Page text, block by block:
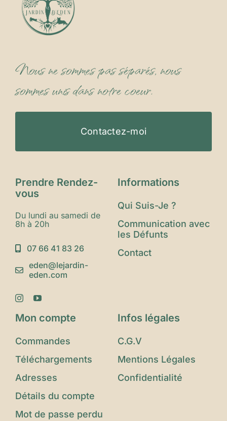
Nous ne sommes pas séparés, nous
sommes unis dans notre coeur.
Contactez-moi
Prendre Rendez-
vous
Du lundi au samedi de
8h à 20h
07 66 41 83 26
eden@lejardin-
eden.com
Informations
Qui Suis-Je ?
Communication avec
les Défunts
Contact
Mon compte
Commandes
Téléchargements
Adresses
Détails du compte
Mot de passe perdu
Infos légales
C.G.V
Mentions Légales
Confidentialité